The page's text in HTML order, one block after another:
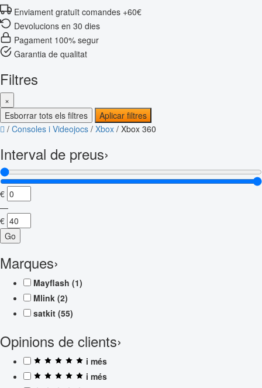
Enviament gratuït comandes +60€
Devolucions en 30 dies
Pagament 100% segur
Garantia de qualitat
Filtres
×
Esborrar tots els filtres
Aplicar filtres
/ Consoles i Videojocs / Xbox / Xbox 360
Interval de preus›
€
—
€
Go
Marques›
Mayflash (1)
Mlink (2)
satkit (55)
Opinions de clients›
i més
i més